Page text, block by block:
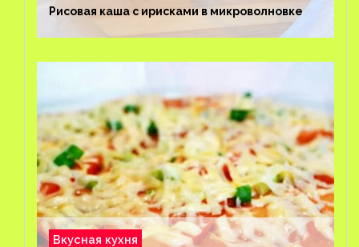
Рисовая каша с ирисками в микроволновке
Вкусная кухня